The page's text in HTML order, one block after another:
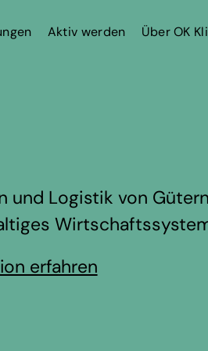
Aktiv werden Über OK
Logistik von
erfahren